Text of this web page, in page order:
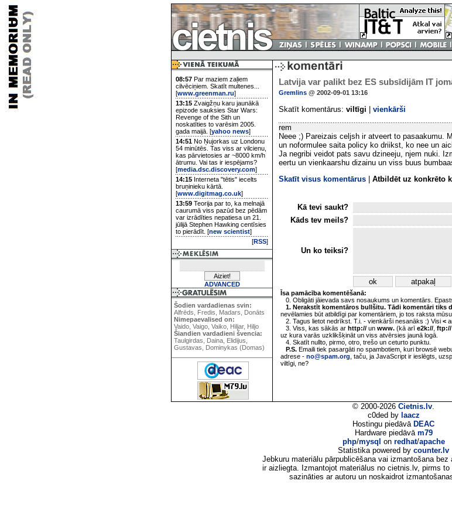
08:57 Par maziem zaļiem
cilvēciņiem. Skatīt multenes...
[www.greenman.ru]
13:15 Zvaigžņu karu jaunākā
epizode sauksies Star Wars:
Revenge of the Sith un
noskatīties to varēsim 2005.
gada maijā. [yahoo news]
14:51 No Ņujorkas uz Londonu
54 minūtēs. Tas viss ar vilcienu,
kas pārvietosies ar ~8000 km/h
ātrumu. Vai tas ir iespējams?
[media.dsc.discovery.com]
14:15 Interneta "tētis" iecelts
bruņinieku kārtā.
[www.digitmag.co.uk]
13:59 Teorija par to, ka melnajā
caurumā viss pazūd bez pēdām
var izrādīties nepatiesa un 21.
jūlijā Stephen Hawking centīsies
to pierādīt. [new scientist]
[RSS]
ADVANCED
Šodien vardadienas svin:
Alfrēds, Fredis, Madars, Donāts
Nimepaevalised on:
Vaido, Vaigo, Vaiko, Hiljar, Hiljo
Šiandien vardadieni švencia:
Taulgirdas, Daina, Elidijus,
Gustavas, Dominykas (Domas)
Latvija var palikt bez ES subsīdijām IT
Gremlins @ 2002-09-01 13:16
Skatīt komentārus: viltīgi vienkārši
rem
Neee ;) Pareizais celjsh ir atveert to pasaakumu.
un noformulee saita policy ko driikst, ko nee un
Ja negribi veidot pats savu dzineeju, njem nuki.
eertu un vienkaarshu dizainu un viss buus
Skatīt visus komentārus
Atbildēt uz konkrēto
Kā tevi saukt?
Kāds tev meils?
Un ko teiksi?
Īsa pamācība komentēšanā:
0. Obligāti jāievada savs nosaukums un komentārs.
1. Nerakstīt komentāros bullšitu. Tādi komentāri tiks
nevēlamies būt atbildīgi par komentāriem, jo tos raksta mūsu
2. Tagus lietot nedrīkst. T.i. - vienkārši nesanāks :) Visi <
3. Viss, kas sākās ar http:// un www. (kā arī e2k:// ftp://
uz kura varās uzklikšķināt un viss atvērsies jaunā logā.
4. Skatīt nullto, pirmo, otro, trešo un ceturto punktu.
P.S. Emaili tiek pasargāti no spambotiem, kuri browsē
adrese - no@spam.org , taču, ja JavaScript ir ieslēgts,
viltīgi, ne?
© 2000-2026 Cietnis.lv.
c0ded by laacz
Hostingu piedāvā DEAC
Hardware piedāvā m79
php/mysql on redhat/apache
Statistika powered by counter.lv
Jebkuru materiālu pārpublicēšana vai izmantošana
ir aizliegta. Izmantojot materiālus no cietnis.lv, pirms
sazināties ar autoru un noskaidrot